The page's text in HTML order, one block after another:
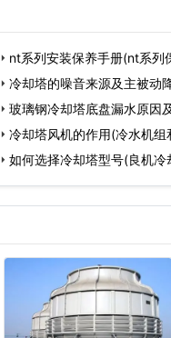
nt系列安装保养手册(nt系列
冷却塔的噪音来源及主被动
理…玻璃钢冷却塔底盘漏水原因
因…冷却塔风机的作用(冷水机
如何选择冷却塔型号(良机